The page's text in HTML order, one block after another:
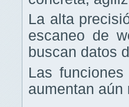
La alta
escaneo de
buscan datos
Las
aumentan aún